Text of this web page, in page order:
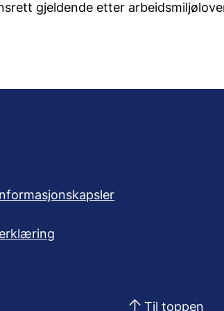
gjeldende etter
Til toppen